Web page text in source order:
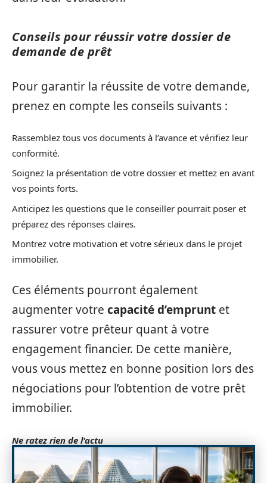
Conseils pour réussir votre dossier de
demande de prêt
Pour garantir la réussite de votre demande,
prenez en compte les conseils suivants :
Rassemblez tous vos documents à l’avance et vérifiez leur
conformité.
Soignez la présentation de votre dossier et mettez en avant
vos points forts.
Anticipez les questions que le conseiller pourrait poser et
préparez des réponses claires.
Montrez votre motivation et votre sérieux dans le projet
immobilier.
Ces éléments pourront également
augmenter votre capacité d’emprunt et
rassurer votre prêteur quant à votre
engagement financier. De cette manière,
vous vous mettez en bonne position lors des
négociations pour l’obtention de votre prêt
immobilier.
Ne ratez rien de l'actu